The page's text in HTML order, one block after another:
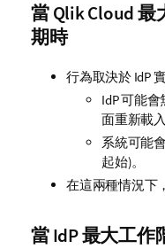
當Qlik Cloud最
期時
行為取決於 IdP
IdP 可能
面重新載
系統可能
起始)。
在這兩種情況下
當 IdP 最大工作